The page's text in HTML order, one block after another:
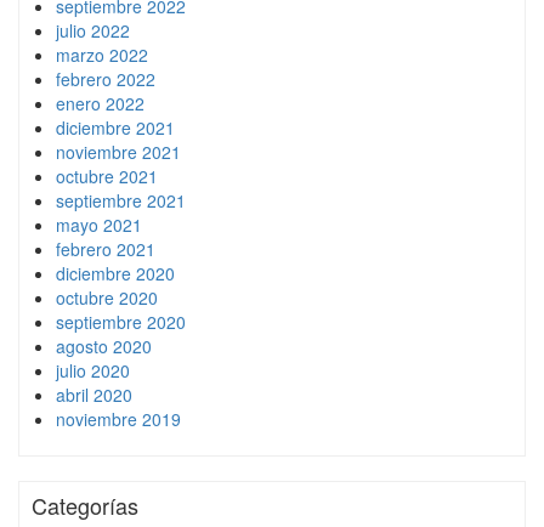
septiembre 2022
julio 2022
marzo 2022
febrero 2022
enero 2022
diciembre 2021
noviembre 2021
octubre 2021
septiembre 2021
mayo 2021
febrero 2021
diciembre 2020
octubre 2020
septiembre 2020
agosto 2020
julio 2020
abril 2020
noviembre 2019
Categorías